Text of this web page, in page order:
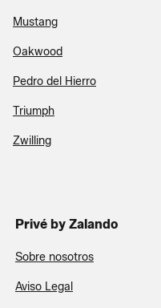
Mustang
Oakwood
Pedro del Hierro
Triumph
Zwilling
Privé by Zalando
Sobre nosotros
Aviso Legal